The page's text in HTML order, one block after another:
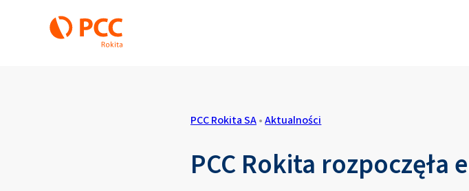
PCC Rokita SA• Aktualności
PCC Rokita rozpoczęła